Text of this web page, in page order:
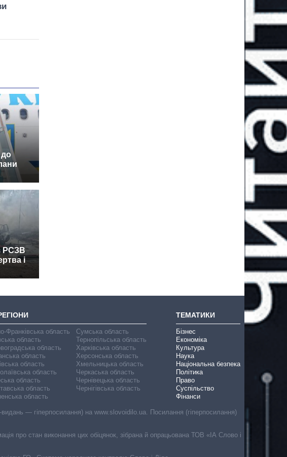
РСЗВ
і
Франківська область
область
область
область
область
область
область
область
область
Сумська область
Тернопільська область
Харківська область
Херсонська область
Хмельницька область
Черкаська область
Чернівецька область
Чернігівська область
ТЕМАТИКИ
Бізнес
Економіка
Культура
Наука
Національна безпека
Політика
Право
Суспільство
Фінанси
— гіперпосилання) на www.slovoidilo.ua. Посилання (гіперпосилання)
про стан виконання цих обіцянок, зібрана й опрацьована ТОВ «ІА Слово і